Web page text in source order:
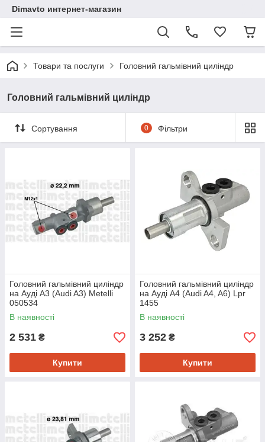
Dimavto интернет-магазин
Товари та послуги Головний гальмівний циліндр
Головний гальмівний циліндр
Сортування 0 Фільтри
Головний гальмівний циліндр
на Ауді A3 (Audi A3) Metelli
050534
В наявності
2 531 ₴
Купити
Головний гальмівний циліндр
на Ауді A4 (Audi A4, A6) Lpr
1455
В наявності
3 252 ₴
Купити